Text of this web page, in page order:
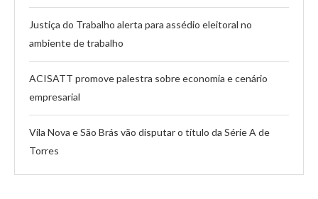
Justiça do Trabalho alerta para assédio eleitoral no
ambiente de trabalho
ACISATT promove palestra sobre economia e cenário
empresarial
Vila Nova e São Brás vão disputar o título da Série A de
Torres